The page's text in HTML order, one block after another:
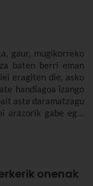
gaur, mugikorreko
baten berri eman
eragiten die, asko
handiagoa izango
aste daramatzagu
arazorik gabe egin
onenak